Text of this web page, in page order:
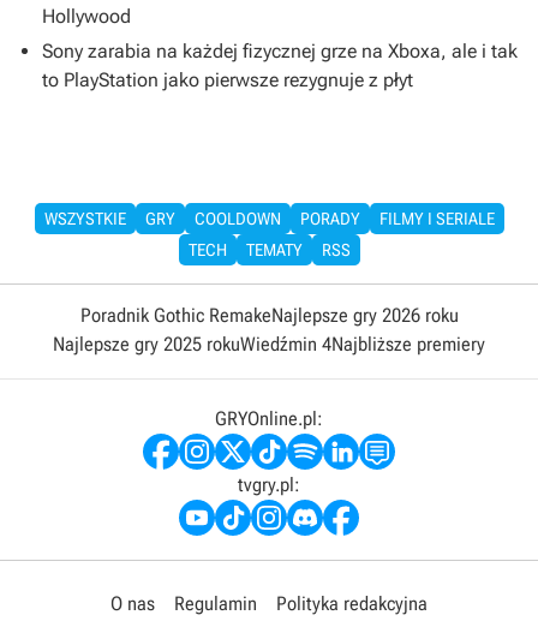
Hollywood
Sony zarabia na każdej fizycznej grze na Xboxa, ale i tak
to PlayStation jako pierwsze rezygnuje z płyt
WSZYSTKIE GRY COOLDOWN PORADY
FILMY I SERIALE
TECH
TEMATY RSS
Poradnik Gothic RemakeNajlepsze gry 2026 roku
Najlepsze gry 2025 rokuWiedźmin 4Najbliższe premiery
GRYOnline.pl:
tvgry.pl:
O nas Regulamin Polityka redakcyjna